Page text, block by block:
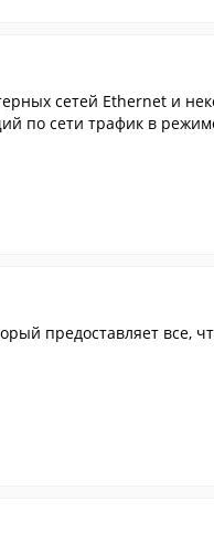
сетей Ethernet и
по сети трафик в
предоставляет все,